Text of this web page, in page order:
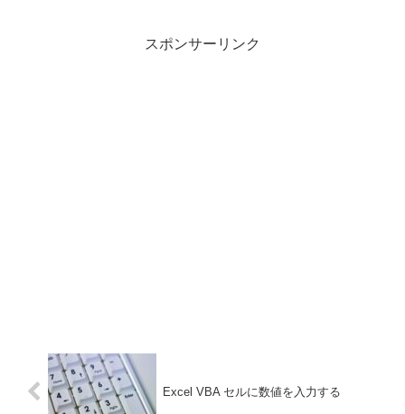
スポンサーリンク
Excel VBA セルに数値を入力する